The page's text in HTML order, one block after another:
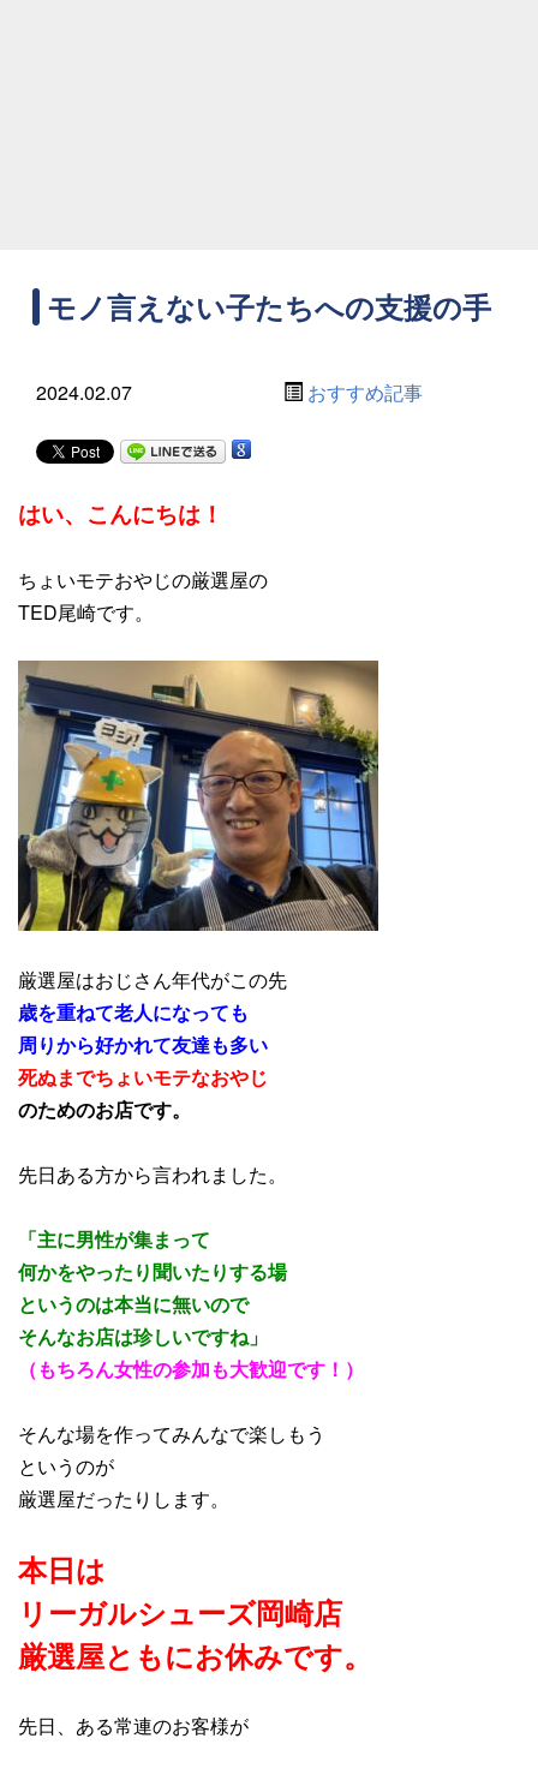
モノ言えない子たちへの支援の手
2024.02.07 おすすめ記事
はい、こんにちは ！
ちょいモテおやじの厳選屋の
TED尾崎です。
厳選屋はおじさん年代がこの先
歳を重ねて老人になっても
周りから好かれて友達も多い
死ぬまでちょいモテなおやじ
のためのお店です。
先日ある方から言われました。
「主に男性が集まって
何かをやったり聞いたりする場
というのは本当に無いので
そんなお店は珍しいですね」
（もちろん女性の参加も大歓迎です！）
そんな場を作ってみんなで楽しもう
というのが
厳選屋だったりします。
本日は
リーガルシューズ岡崎店
厳選屋ともにお休みです。
先日、ある常連のお客様が